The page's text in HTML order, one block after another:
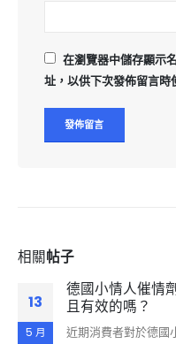
在瀏覽器中儲存顯示
址，以供下次發佈留言時
相關帖子
13
5 月
德國小情人催情
且有效的嗎？
近期消費者對於德國